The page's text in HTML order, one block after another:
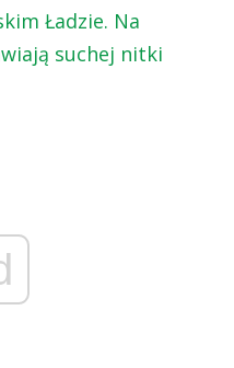
Ładzie. Na
suchej nitki